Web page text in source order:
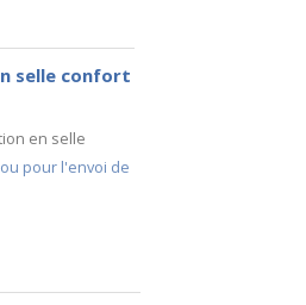
selle confort
en selle
pour l'envoi de